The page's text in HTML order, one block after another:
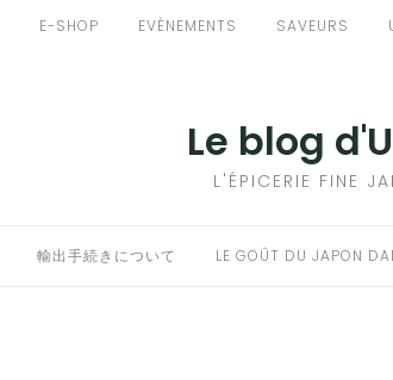
E-SHOP EVÈNEMENTS SAVEURS
Le blog
L'ÉPICERIE FINE
輸出手続きについて LE GOÛT DU JAPON